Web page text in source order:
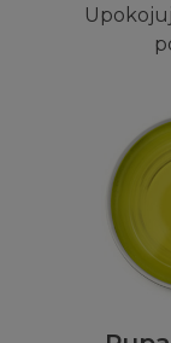
nesmí
jsou
činí z
a předpisů,